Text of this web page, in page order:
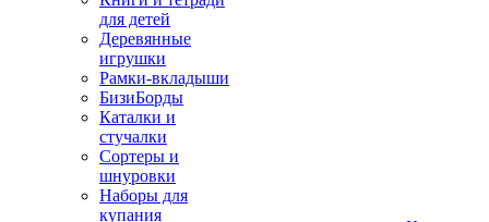
для детей
Деревянные
игрушки
Рамки-вкладыши
БизиБорды
Каталки и
стучалки
Сортеры и
шнуровки
Наборы для
купания